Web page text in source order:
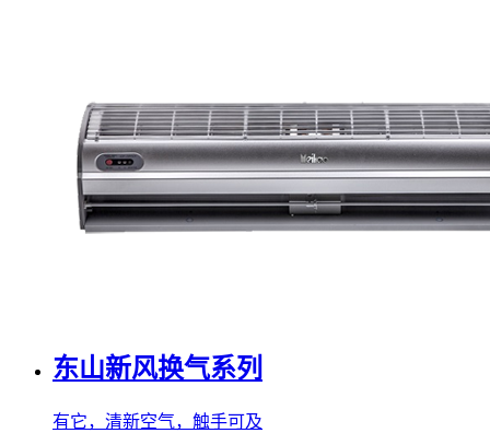
东山新风换气系列
有它，清新空气，触手可及